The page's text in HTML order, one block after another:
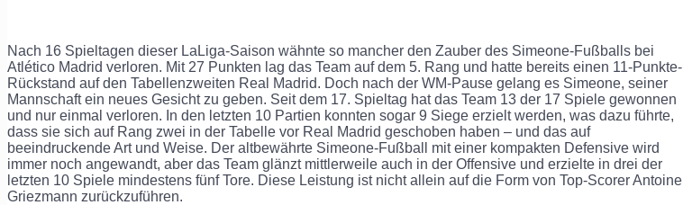
Nach 16 Spieltagen dieser LaLiga-Saison wähnte so mancher den Zauber des Simeone-Fußballs bei
Atlético Madrid verloren. Mit 27 Punkten lag das Team auf dem 5. Rang und hatte bereits einen 11-Punkte-
Rückstand auf den Tabellenzweiten Real Madrid. Doch nach der WM-Pause gelang es Simeone, seiner
Mannschaft ein neues Gesicht zu geben. Seit dem 17. Spieltag hat das Team 13 der 17 Spiele gewonnen
und nur einmal verloren. In den letzten 10 Partien konnten sogar 9 Siege erzielt werden, was dazu führte,
dass sie sich auf Rang zwei in der Tabelle vor Real Madrid geschoben haben – und das auf
beeindruckende Art und Weise. Der altbewährte Simeone-Fußball mit einer kompakten Defensive wird
immer noch angewandt, aber das Team glänzt mittlerweile auch in der Offensive und erzielte in drei der
letzten 10 Spiele mindestens fünf Tore. Diese Leistung ist nicht allein auf die Form von Top-Scorer Antoine
Griezmann zurückzuführen.